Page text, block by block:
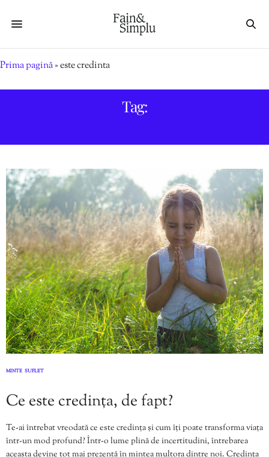
Prima pagină»este credinta
Tag:
MINTE SUFLET
Ce este credința, de fapt?
Te-ai întrebat vreodată ce este credința și cum îți poate transforma viața
într-un mod profund? Într-o lume plină de incertitudini, întrebarea